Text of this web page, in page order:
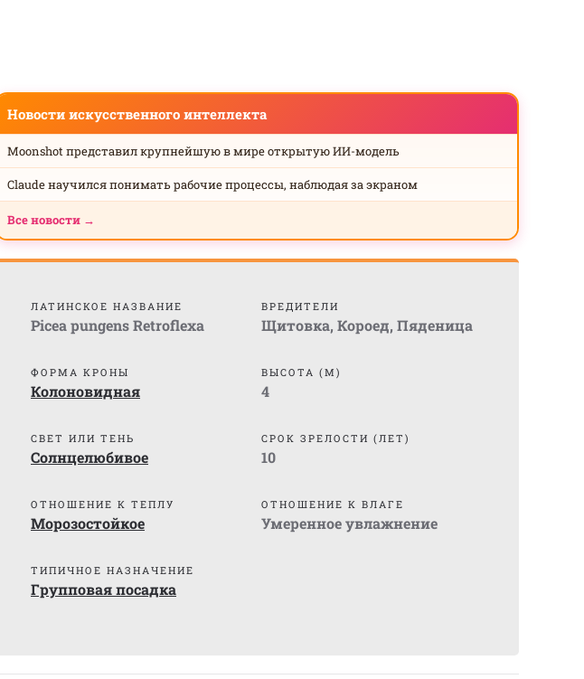
Новости искусственного интеллекта
Moonshot представил крупнейшую в мире открытую ИИ-модель
Claude научился понимать рабочие процессы, наблюдая за экраном
Все новости →
ЛАТИНСКОЕ НАЗВАНИЕ
Picea pungens Retroflexa
ВРЕДИТЕЛИ
Щитовка, Короед, Пяденица
ФОРМА КРОНЫ
Колоновидная
ВЫСОТА (М)
4
СВЕТ ИЛИ ТЕНЬ
Солнцелюбивое
СРОК ЗРЕЛОСТИ (ЛЕТ)
10
ОТНОШЕНИЕ К ТЕПЛУ
Морозостойкое
ОТНОШЕНИЕ К ВЛАГЕ
Умеренное увлажнение
ТИПИЧНОЕ НАЗНАЧЕНИЕ
Групповая посадка